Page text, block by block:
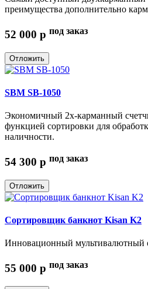
преимущества дополнительно
52 000 p под заказ
Отложить
SBM SB-1050
Экономичный 2х-карманный
функцией сортировки для
наличности.
54 300 p под заказ
Отложить
Сортировщик банкнот Kisan K2
Инновационный мультивалютный
55 000 p под заказ